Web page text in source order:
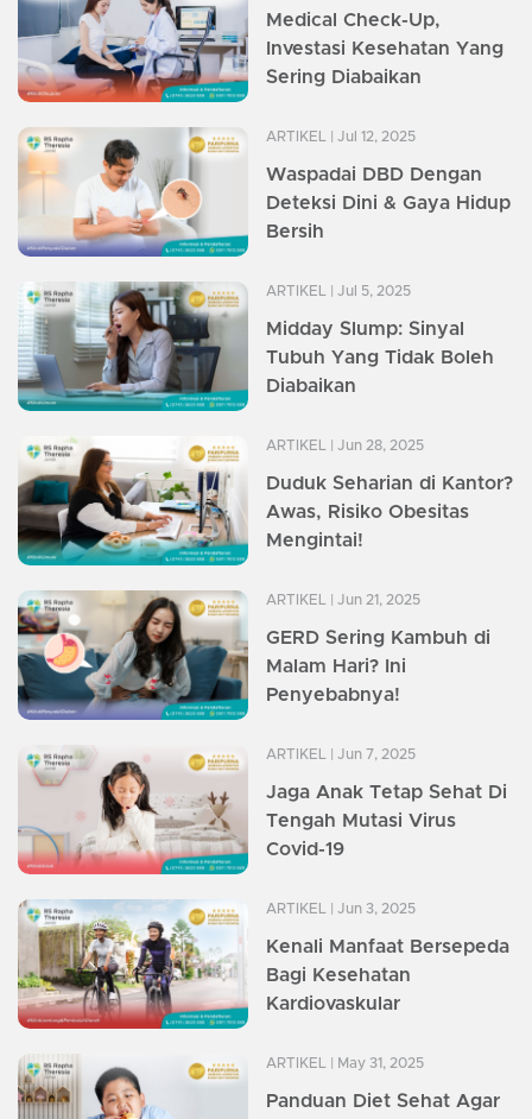
Medical Check-Up,
Investasi Kesehatan Yang
Sering Diabaikan
ARTIKEL | Jul 12, 2025
Waspadai DBD Dengan
Deteksi Dini & Gaya Hidup
Bersih
ARTIKEL | Jul 5, 2025
Midday Slump: Sinyal
Tubuh Yang Tidak Boleh
Diabaikan
ARTIKEL | Jun 28, 2025
Duduk Seharian di Kantor?
Awas, Risiko Obesitas
Mengintai!
ARTIKEL | Jun 21, 2025
GERD Sering Kambuh di
Malam Hari? Ini
Penyebabnya!
ARTIKEL | Jun 7, 2025
Jaga Anak Tetap Sehat Di
Tengah Mutasi Virus
Covid-19
ARTIKEL | Jun 3, 2025
Kenali Manfaat Bersepeda
Bagi Kesehatan
Kardiovaskular
ARTIKEL | May 31, 2025
Panduan Diet Sehat Agar